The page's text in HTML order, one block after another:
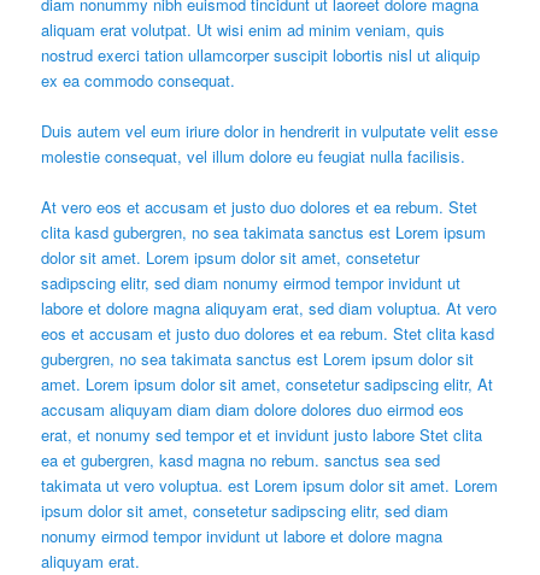
aliquam erat volutpat. Ut wisi enim ad minim veniam, quis
nostrud exerci tation ullamcorper suscipit lobortis nisl ut aliquip
ex ea commodo consequat.
Duis autem vel eum iriure dolor in hendrerit in vulputate velit esse
molestie consequat, vel illum dolore eu feugiat nulla facilisis.
At vero eos et accusam et justo duo dolores et ea rebum. Stet
clita kasd gubergren, no sea takimata sanctus est Lorem ipsum
dolor sit amet. Lorem ipsum dolor sit amet, consetetur
sadipscing elitr, sed diam nonumy eirmod tempor invidunt ut
labore et dolore magna aliquyam erat, sed diam voluptua. At vero
eos et accusam et justo duo dolores et ea rebum. Stet clita kasd
gubergren, no sea takimata sanctus est Lorem ipsum dolor sit
amet. Lorem ipsum dolor sit amet, consetetur sadipscing elitr, At
accusam aliquyam diam diam dolore dolores duo eirmod eos
erat, et nonumy sed tempor et et invidunt justo labore Stet clita
ea et gubergren, kasd magna no rebum. sanctus sea sed
takimata ut vero voluptua. est Lorem ipsum dolor sit amet. Lorem
ipsum dolor sit amet, consetetur sadipscing elitr, sed diam
nonumy eirmod tempor invidunt ut labore et dolore magna
aliquyam erat.